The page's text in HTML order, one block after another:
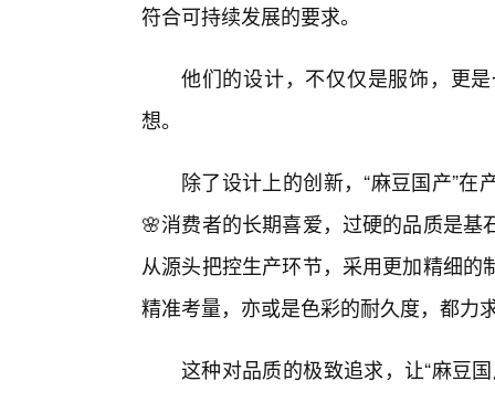
符合可持续发展的要求。
他们的设计，不仅仅是服饰，更
想。
除了设计上的创新，“麻豆国产”
🌸消费者的长期喜爱，过硬的品质是
从源头把控生产环节，采用更加精细
精准考量，亦或是色彩的耐久度，都力
这种对品质的极致追求，让“麻豆